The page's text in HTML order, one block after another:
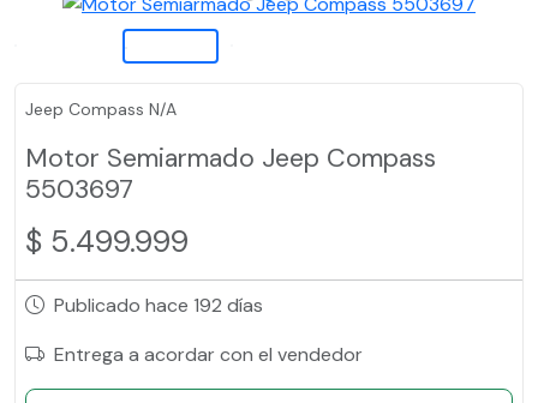
Jeep Compass N/A
Motor Semiarmado Jeep Compass
5503697
$ 5.499.999
Publicado hace 192 días
Entrega a acordar con el vendedor